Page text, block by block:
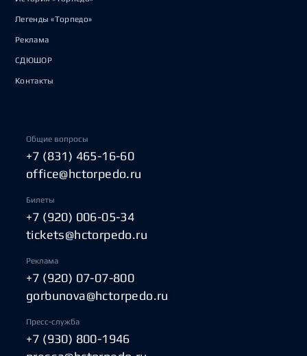
Легенды «Торпедо»
Реклама
СДЮШОР
Контакты
Общие вопросы
+7 (831) 465-16-60
office@hctorpedo.ru
Билеты
+7 (920) 006-05-34
tickets@hctorpedo.ru
Реклама
+7 (920) 07-07-800
gorbunova@hctorpedo.ru
Пресс-служба
+7 (930) 800-1946